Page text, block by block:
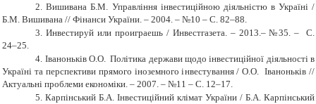
2. Вишивана Б.М. Управління інвестиційною діяльністю в Україні /
Б.М. Вишивана // Фінанси України. – 2004. – №10 – С. 82–88.
3. Инвестируй или проиграешь / Инвестгазета. – 2013.– №35. – С.
24–25.
4. Іваноньків О.О. Політика держави щодо інвестиційної діяльності в
Україні та перспективи прямого іноземного інвестування / О.О. Іваноньків //
Актуальні проблеми економіки. – 2007. – №11 – С. 12–17.
5. Карпінський Б.А. Інвестиційний клімат України / Б.А. Карпінський